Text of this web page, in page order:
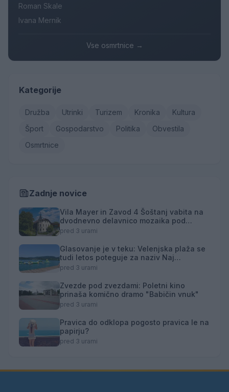
Roman Skale
Ivana Mernik
Vse osmrtnice →
Kategorije
Družba Utrinki Turizem Kronika
Kultura
Šport
Gospodarstvo Politika
Obvestila
Osmrtnice
Zadnje novice
Vila Mayer in Zavod 4 Šoštanj vabita na
dvodnevno delavnico mozaika pod
mentorstvom Mojce Marije Černivšek
pred 3 urami
Glasovanje je v teku: Velenjska plaža se
tudi letos poteguje za naziv Naj
kopališče
pred 3 urami
Zvezde pod zvezdami: Poletni kino
prinaša komično dramo "Babičin vnuk"
pred 3 urami
Pravica do odklopa pogosto pravica le na
papirju?
pred 3 urami